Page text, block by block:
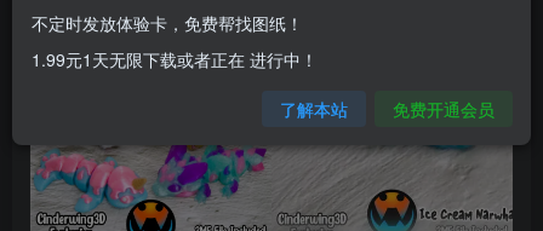
不定时发放体验卡，免费帮找图纸！
1.99元1天无限下载或者正在 进行中！
了解本站 免费开通会员